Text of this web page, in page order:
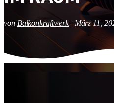
von Balkonkraftwerk| März 11,